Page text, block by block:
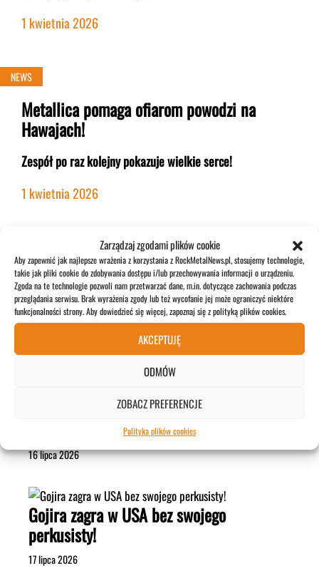
Zarządzaj zgodami plików cookie
Aby zapewnić jak najlepsze wrażenia z korzystania z RockMetalNews.pl, stosujemy technologie,
takie jak pliki cookie do zdobywania dostępu i/lub przechowywania informacji o urządzeniu.
Zgoda na te technologie pozwoli nam przetwarzać dane, m.in. dotyczące zachowania podczas
przeglądania serwisu. Brak wyrażenia zgody lub też wycofanie jej może ograniczyć niektóre
funkcjonalności strony. Aby dowiedzieć się więcej, zapoznaj się z polityką plików cookies.
AKCEPTUJĘ
ODMÓW
ZOBACZ PREFERENCJE
Polityka plików cookies
1 kwietnia 2026
NEWS
Metallica pomaga ofiarom powodzi na
Hawajach!
Zespół po raz kolejny pokazuje wielkie serce!
1 kwietnia 2026
ZOBACZ WIĘCEJ>>>
POPULARNE
Pär Sundström: „Niektórzy ludzie nie
rozumieją muzyki Sabaton”
16 lipca 2026
Gojira zagra w USA bez swojego
perkusisty!
17 lipca 2026